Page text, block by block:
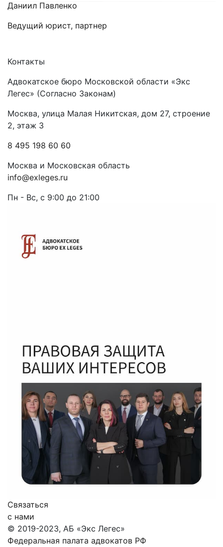
Даниил Павленко
Ведущий юрист, партнер
Контакты
Адвокатское бюро Московской области «Экс
Легес» (Согласно Законам)
Москва, улица Малая Никитская, дом 27, строение
2, этаж 3
8 495 198 60 60
Москва и Московская область
info@exleges.ru
Пн - Вс, с 9:00 до 21:00
Связаться
с нами
© 2019-2023, АБ «Экс Легес»
Федеральная палата адвокатов РФ